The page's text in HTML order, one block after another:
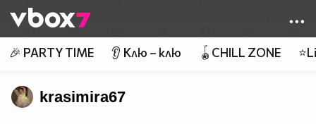
👾
🎉 PARTY TIME 👂 Клю – клю 🪀CHILL ZONE
krasimira67